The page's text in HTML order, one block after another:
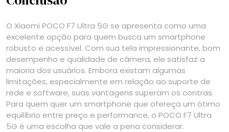
O Xiaomi POCO F7 Ultra 5G se apresenta como uma
excelente opção para quem busca um smartphone
robusto e acessível. Com sua tela impressionante, bom
desempenho e qualidade de câmera, ele satisfaz a
maioria dos usuários. Embora existam algumas
limitações, especialmente em relação ao suporte de
rede e software, suas vantagens superam os contras.
Para quem quer um smartphone que ofereça um ótimo
equilíbrio entre preço e performance, o POCO F7 Ultra
5G é uma escolha que vale a pena considerar.